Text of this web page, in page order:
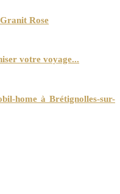
Rose
votre voyage...
home à Brétignolles-sur-